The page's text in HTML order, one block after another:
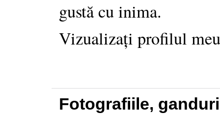
gustă cu inima.
Vizualizați profilul
Fotografiile,